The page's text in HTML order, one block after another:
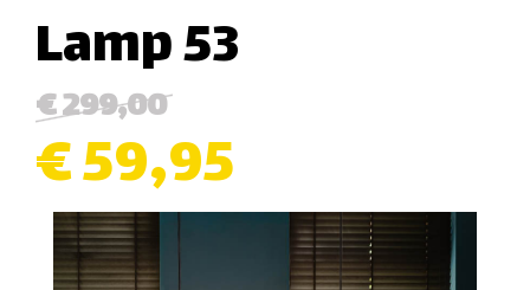
Lamp 53
€ 299,00
€ 59,95